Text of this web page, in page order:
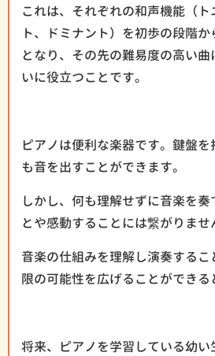
これは、それぞれの和声機能（
ト、ドミナント）を初歩の段階
となり、その先の難易度の高い
いに役立つことです。
ピアノは便利な楽器です。鍵盤
も音を出すことができます。
しかし、何も理解せずに音楽を
とや感動することには繋がりませ
音楽の仕組みを理解し演奏する
限の可能性を広げることができる
将来、ピアノを学習している幼い